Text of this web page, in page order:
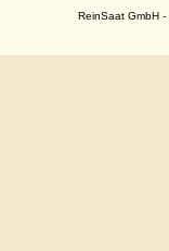
ReinSaat GmbH